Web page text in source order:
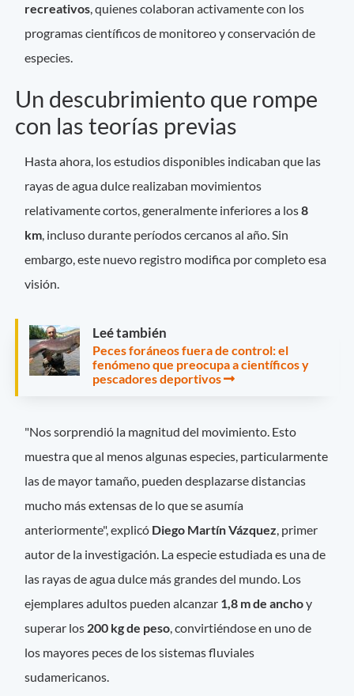
recreativos, quienes colaboran activamente con los
programas científicos de monitoreo y conservación de
especies.
Un descubrimiento que rompe
con las teorías previas
Hasta ahora, los estudios disponibles indicaban que las
rayas de agua dulce realizaban movimientos
relativamente cortos, generalmente inferiores a los8
km, incluso durante períodos cercanos al año. Sin
embargo, este nuevo registro modifica por completo esa
visión.
Leé también
Peces foráneos fuera de control: el
fenómeno que preocupa a científicos y
pescadores deportivos
"Nos sorprendió la magnitud del movimiento. Esto
muestra que al menos algunas especies, particularmente
las de mayor tamaño, pueden desplazarse distancias
mucho más extensas de lo que se asumía
anteriormente", explicó Diego Martín Vázquez , primer
autor de la investigación. La especie estudiada es una de
las rayas de agua dulce más grandes del mundo. Los
ejemplares adultos pueden alcanzar 1,8 m de anchoy
superar los 200 kg de peso , convirtiéndose en uno de
los mayores peces de los sistemas fluviales
sudamericanos.